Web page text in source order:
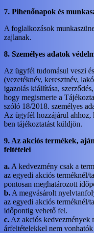
7. Pihenőnapok és
A foglalkozások
zajlanak.
8. Személyes adatok
Az ügyfél tudomásul veszi
(vezetéknév, keresztnév,
igazolás kiállítása,
hogy megismerte a
szóló 18/2018. személyes
Az ügyfél hozzájárul ahhoz,
ben tájékoztatást küldjön.
9. Az akciós termékek,
feltételei
a. A kedvezmény csak a
az egyedi akciós terméknél/
pontosan meghatározott
b. A megvásárolt
az egyedi akciós terméknél/
időpontig vehető fel.
c. Az akciós kedvezmények
árfeltételekkel nem vonhatók